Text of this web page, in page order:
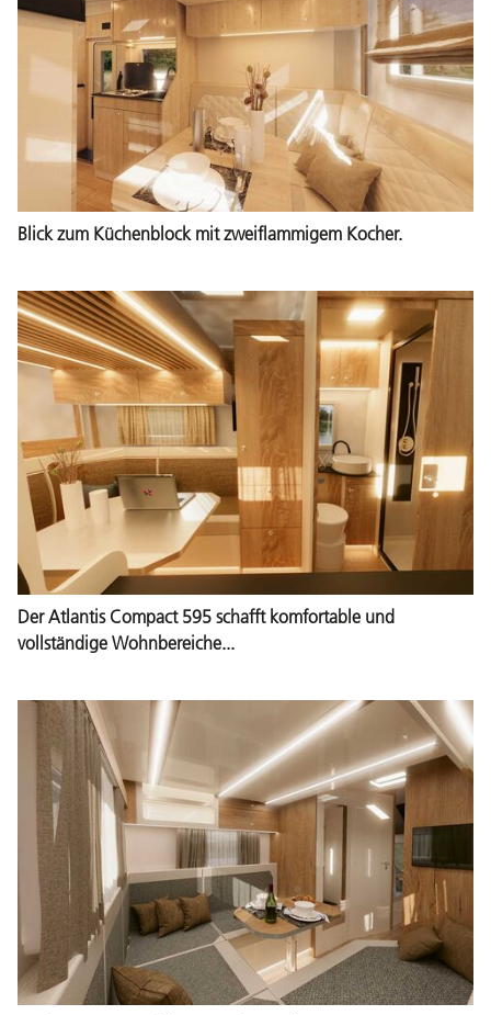
Blick zum Küchenblock mit zweiflammigem Kocher.
Der Atlantis Compact 595 schafft komfortable und
vollständige Wohnbereiche...